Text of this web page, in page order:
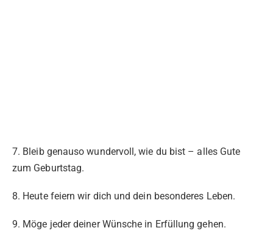
7. Bleib genauso wundervoll, wie du bist – alles Gute
zum Geburtstag.
8. Heute feiern wir dich und dein besonderes Leben.
9. Möge jeder deiner Wünsche in Erfüllung gehen.